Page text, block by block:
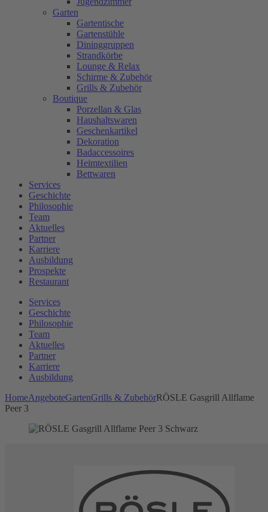
Garten
Gartentische
Gartenstühle
Dininggruppen
Strandkörbe
Lounge & Relax
Schirme & Zubehör
Grills & Zubehör
Boutique
Porzellan & Glas
Haushaltswaren
Geschenkartikel
Dekoration
Badaccessoires
Heimtextilien
Bettwaren
Services
Geschichte
Philosophie
Team
Aktuelles
Partner
Karriere
Ausbildung
Prospekte
Restaurant
Services
Geschichte
Philosophie
Team
Aktuelles
Partner
Karriere
Ausbildung
HomeAngeboteGartenGrills & ZubehörRÖSLE Gasgrill Allflame
Peer 3